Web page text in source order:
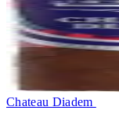
Chateau Diadem